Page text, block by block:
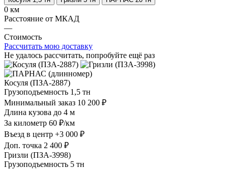
0 км
Расстояние от МКАД
—
Стоимость
Рассчитать мою доставку
Не удалось рассчитать, попробуйте ещё раз
Косуля (ПЗА-2887)
Грузоподъемность 1,5 тн
Минимальный заказ 10 200 ₽
Длина кузова до 4 м
За километр 60 ₽/км
Въезд в центр +3 000 ₽
Доп. точка 2 400 ₽
Гризли (ПЗА-3998)
Грузоподъемность 5 тн